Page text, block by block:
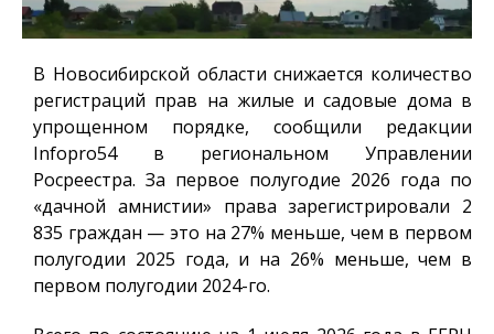
В Новосибирской области снижается количество
регистраций прав на жилые и садовые дома в
упрощенном порядке, сообщили редакции
Infopro54в региональном Управлении
Росреестра. За первое полугодие 2026 года по
«дачной амнистии» права зарегистрировали 2
835 граждан — это на 27% меньше, чем в первом
полугодии 2025 года, и на 26% меньше, чем в
первом полугодии 2024-го.